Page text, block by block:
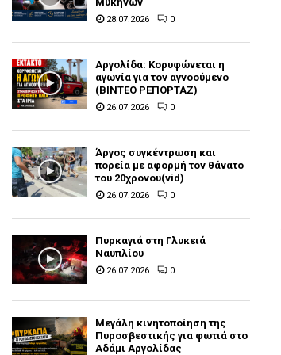
28.07.2026 0
Αργολίδα: Κορυφώνεται η
αγωνία για τον αγνοούμενο
(ΒΙΝΤΕΟ ΡΕΠΟΡΤΑΖ)
26.07.2026 0
Άργος συγκέντρωση και
πορεία με αφορμή τον θάνατο
του 20χρονου(vid)
26.07.2026 0
Πυρκαγιά στη Γλυκειά
Ναυπλίου
26.07.2026 0
Μεγάλη κινητοποίηση της
Πυροσβεστικής για φωτιά στο
Αδάμι Αργολίδας